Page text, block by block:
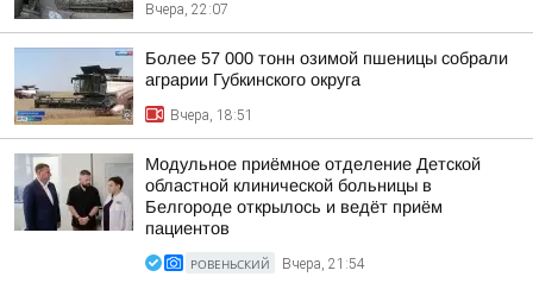
Вчера, 22:07
Более 57 000 тонн озимой пшеницы собрали
аграрии Губкинского округа
Вчера, 18:51
Модульное приёмное отделение Детской
областной клинической больницы в
Белгороде открылось и ведёт приём
пациентов
РОВЕНЬСКИЙ Вчера, 21:54